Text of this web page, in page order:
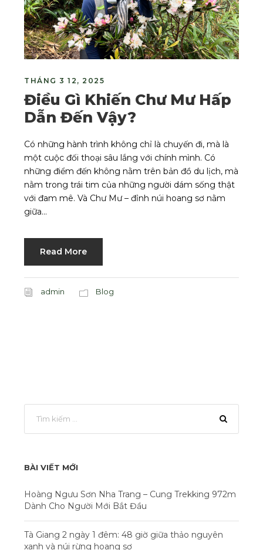
THÁNG 3 12, 2025
Điều Gì Khiến Chư Mư Hấp
Dẫn Đến Vậy?
Có những hành trình không chỉ là chuyến đi, mà là
một cuộc đối thoại sâu lắng với chính mình. Có
những điểm đến không nằm trên bản đồ du lịch, mà
nằm trong trái tim của những người dám sống thật
với đam mê. Và Chư Mư – đỉnh núi hoang sơ nằm
giữa...
Read More
admin Blog
BÀI VIẾT MỚI
Hoàng Ngưu Sơn Nha Trang – Cung Trekking 972m
Dành Cho Người Mới Bắt Đầu
Tà Giang 2 ngày 1 đêm: 48 giờ giữa thảo nguyên
xanh và núi rừng hoang sơ